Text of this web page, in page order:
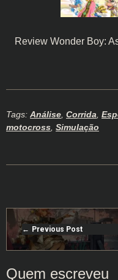
Review Wonder Boy:
Tags: Análise Corrida
motocross Simulação
Previous Post